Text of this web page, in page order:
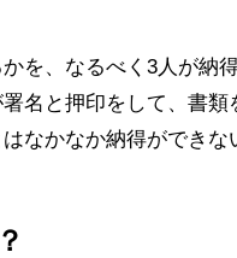
を、なるべく3人が納
名と押印をして、書類
なかなか納得ができな